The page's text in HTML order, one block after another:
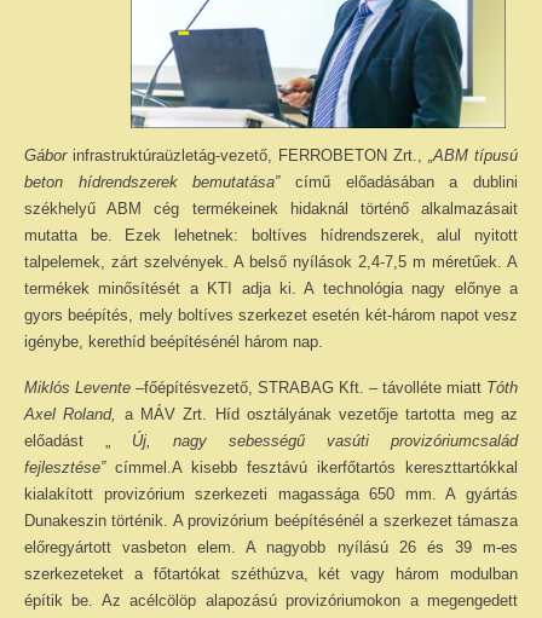
Gáborinfrastruktúraüzletág-vezető, FERROBETON Zrt., „ABM típusú
beton hídrendszerek bemutatása”című előadásában a dublini
székhelyű ABM cég termékeinek hidaknál történő alkalmazásait
mutatta be. Ezek lehetnek: boltíves hídrendszerek, alul nyitott
talpelemek, zárt szelvények. A belső nyílások 2,4-7,5 m méretűek. A
termékek minősítését a KTI adja ki. A technológia nagy előnye a
gyors beépítés, mely boltíves szerkezet esetén két-három napot vesz
igénybe, kerethíd beépítésénél három nap.
Miklós Levente –főépítésvezető, STRABAG Kft. – távolléte miatt Tóth
Axel Roland, a MÁV Zrt. Híd osztályának vezetője tartotta meg az
előadást „ Új, nagy sebességű vasúti provizóriumcsalád
fejlesztése”címmel.A kisebb fesztávú ikerfőtartós kereszttartókkal
kialakított provizórium szerkezeti magassága 650 mm. A gyártás
Dunakeszin történik. A provizórium beépítésénél a szerkezet támasza
előregyártott vasbeton elem. A nagyobb nyílású 26 és 39 m-es
szerkezeteket a főtartókat széthúzva, két vagy három modulban
építik be. Az acélcölöp alapozású provizóriumokon a megengedett